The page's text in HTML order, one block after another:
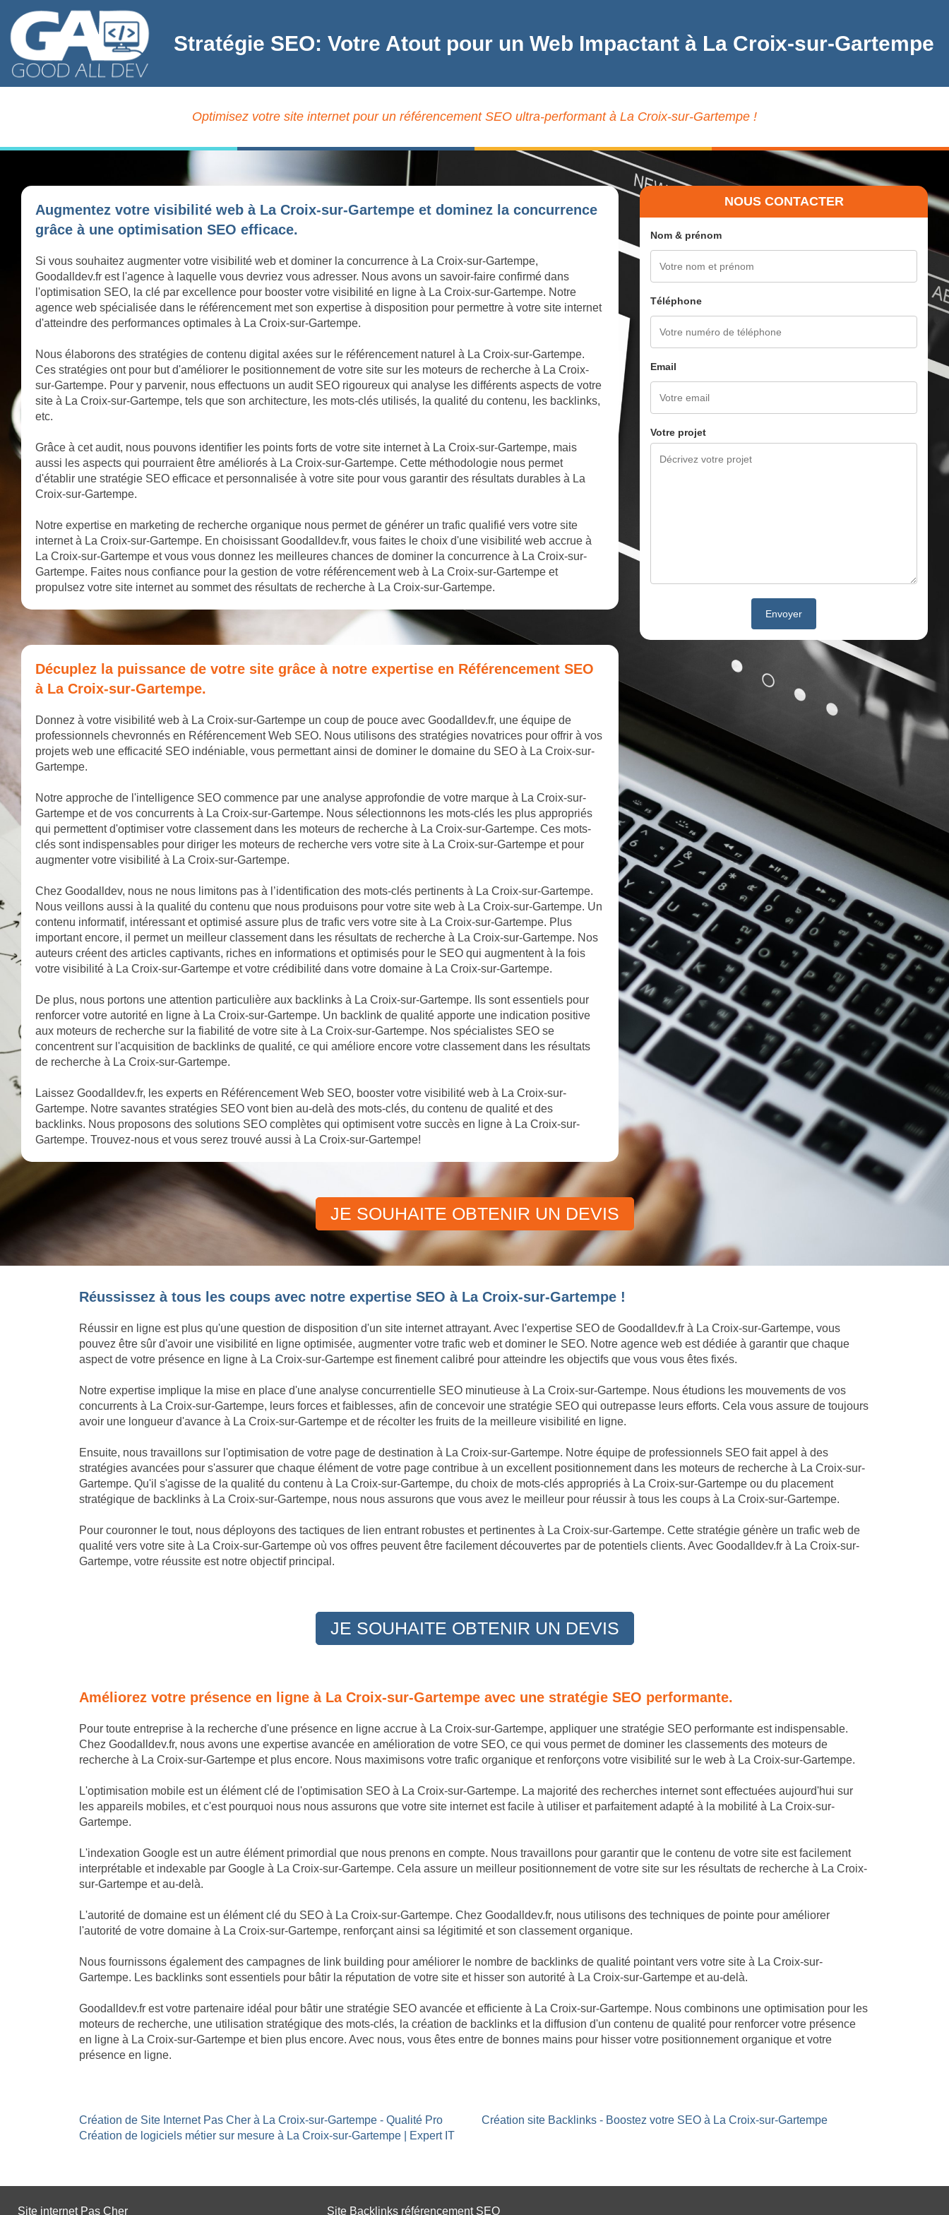
Stratégie SEO: Votre Atout pour un Web Impactant à La Croix-sur-Gartempe
Optimisez votre site internet pour un référencement SEO ultra-performant à La Croix-sur-Gartempe !
Augmentez votre visibilité web à La Croix-sur-Gartempe et dominez la concurrence
grâce à une optimisation SEO efficace.
Si vous souhaitez augmenter votre visibilité web et dominer la concurrence à La Croix-sur-Gartempe,
Goodalldev.fr est l'agence à laquelle vous devriez vous adresser. Nous avons un savoir-faire confirmé dans
l'optimisation SEO, la clé par excellence pour booster votre visibilité en ligne à La Croix-sur-Gartempe. Notre
agence web spécialisée dans le référencement met son expertise à disposition pour permettre à votre site internet
d'atteindre des performances optimales à La Croix-sur-Gartempe.
Nous élaborons des stratégies de contenu digital axées sur le référencement naturel à La Croix-sur-Gartempe.
Ces stratégies ont pour but d'améliorer le positionnement de votre site sur les moteurs de recherche à La Croix-
sur-Gartempe. Pour y parvenir, nous effectuons un audit SEO rigoureux qui analyse les différents aspects de votre
site à La Croix-sur-Gartempe, tels que son architecture, les mots-clés utilisés, la qualité du contenu, les backlinks,
etc.
Grâce à cet audit, nous pouvons identifier les points forts de votre site internet à La Croix-sur-Gartempe, mais
aussi les aspects qui pourraient être améliorés à La Croix-sur-Gartempe. Cette méthodologie nous permet
d'établir une stratégie SEO efficace et personnalisée à votre site pour vous garantir des résultats durables à La
Croix-sur-Gartempe.
Notre expertise en marketing de recherche organique nous permet de générer un trafic qualifié vers votre site
internet à La Croix-sur-Gartempe. En choisissant Goodalldev.fr, vous faites le choix d'une visibilité web accrue à
La Croix-sur-Gartempe et vous vous donnez les meilleures chances de dominer la concurrence à La Croix-sur-
Gartempe. Faites nous confiance pour la gestion de votre référencement web à La Croix-sur-Gartempe et
propulsez votre site internet au sommet des résultats de recherche à La Croix-sur-Gartempe.
Décuplez la puissance de votre site grâce à notre expertise en Référencement SEO
à La Croix-sur-Gartempe.
Donnez à votre visibilité web à La Croix-sur-Gartempe un coup de pouce avec Goodalldev.fr, une équipe de
professionnels chevronnés en Référencement Web SEO. Nous utilisons des stratégies novatrices pour offrir à vos
projets web une efficacité SEO indéniable, vous permettant ainsi de dominer le domaine du SEO à La Croix-sur-
Gartempe.
Notre approche de l'intelligence SEO commence par une analyse approfondie de votre marque à La Croix-sur-
Gartempe et de vos concurrents à La Croix-sur-Gartempe. Nous sélectionnons les mots-clés les plus appropriés
qui permettent d'optimiser votre classement dans les moteurs de recherche à La Croix-sur-Gartempe. Ces mots-
clés sont indispensables pour diriger les moteurs de recherche vers votre site à La Croix-sur-Gartempe et pour
augmenter votre visibilité à La Croix-sur-Gartempe.
Chez Goodalldev, nous ne nous limitons pas à l’identification des mots-clés pertinents à La Croix-sur-Gartempe.
Nous veillons aussi à la qualité du contenu que nous produisons pour votre site web à La Croix-sur-Gartempe. Un
contenu informatif, intéressant et optimisé assure plus de trafic vers votre site à La Croix-sur-Gartempe. Plus
important encore, il permet un meilleur classement dans les résultats de recherche à La Croix-sur-Gartempe. Nos
auteurs créent des articles captivants, riches en informations et optimisés pour le SEO qui augmentent à la fois
votre visibilité à La Croix-sur-Gartempe et votre crédibilité dans votre domaine à La Croix-sur-Gartempe.
De plus, nous portons une attention particulière aux backlinks à La Croix-sur-Gartempe. Ils sont essentiels pour
renforcer votre autorité en ligne à La Croix-sur-Gartempe. Un backlink de qualité apporte une indication positive
aux moteurs de recherche sur la fiabilité de votre site à La Croix-sur-Gartempe. Nos spécialistes SEO se
concentrent sur l'acquisition de backlinks de qualité, ce qui améliore encore votre classement dans les résultats
de recherche à La Croix-sur-Gartempe.
Laissez Goodalldev.fr, les experts en Référencement Web SEO, booster votre visibilité web à La Croix-sur-
Gartempe. Notre savantes stratégies SEO vont bien au-delà des mots-clés, du contenu de qualité et des
backlinks. Nous proposons des solutions SEO complètes qui optimisent votre succès en ligne à La Croix-sur-
Gartempe. Trouvez-nous et vous serez trouvé aussi à La Croix-sur-Gartempe!
NOUS CONTACTER
Nom & prénom
Téléphone
Email
Votre projet
JE SOUHAITE OBTENIR UN DEVIS
Réussissez à tous les coups avec notre expertise SEO à La Croix-sur-Gartempe !
Réussir en ligne est plus qu'une question de disposition d'un site internet attrayant. Avec l'expertise SEO de Goodalldev.fr à La Croix-sur-Gartempe, vous
pouvez être sûr d'avoir une visibilité en ligne optimisée, augmenter votre trafic web et dominer le SEO. Notre agence web est dédiée à garantir que chaque
aspect de votre présence en ligne à La Croix-sur-Gartempe est finement calibré pour atteindre les objectifs que vous vous êtes fixés.
Notre expertise implique la mise en place d'une analyse concurrentielle SEO minutieuse à La Croix-sur-Gartempe. Nous étudions les mouvements de vos
concurrents à La Croix-sur-Gartempe, leurs forces et faiblesses, afin de concevoir une stratégie SEO qui outrepasse leurs efforts. Cela vous assure de toujours
avoir une longueur d'avance à La Croix-sur-Gartempe et de récolter les fruits de la meilleure visibilité en ligne.
Ensuite, nous travaillons sur l'optimisation de votre page de destination à La Croix-sur-Gartempe. Notre équipe de professionnels SEO fait appel à des
stratégies avancées pour s'assurer que chaque élément de votre page contribue à un excellent positionnement dans les moteurs de recherche à La Croix-sur-
Gartempe. Qu'il s'agisse de la qualité du contenu à La Croix-sur-Gartempe, du choix de mots-clés appropriés à La Croix-sur-Gartempe ou du placement
stratégique de backlinks à La Croix-sur-Gartempe, nous nous assurons que vous avez le meilleur pour réussir à tous les coups à La Croix-sur-Gartempe.
Pour couronner le tout, nous déployons des tactiques de lien entrant robustes et pertinentes à La Croix-sur-Gartempe. Cette stratégie génère un trafic web de
qualité vers votre site à La Croix-sur-Gartempe où vos offres peuvent être facilement découvertes par de potentiels clients. Avec Goodalldev.fr à La Croix-sur-
Gartempe, votre réussite est notre objectif principal.
JE SOUHAITE OBTENIR UN DEVIS
Améliorez votre présence en ligne à La Croix-sur-Gartempe avec une stratégie SEO performante.
Pour toute entreprise à la recherche d'une présence en ligne accrue à La Croix-sur-Gartempe, appliquer une stratégie SEO performante est indispensable.
Chez Goodalldev.fr, nous avons une expertise avancée en amélioration de votre SEO, ce qui vous permet de dominer les classements des moteurs de
recherche à La Croix-sur-Gartempe et plus encore. Nous maximisons votre trafic organique et renforçons votre visibilité sur le web à La Croix-sur-Gartempe.
L'optimisation mobile est un élément clé de l'optimisation SEO à La Croix-sur-Gartempe. La majorité des recherches internet sont effectuées aujourd'hui sur
les appareils mobiles, et c'est pourquoi nous nous assurons que votre site internet est facile à utiliser et parfaitement adapté à la mobilité à La Croix-sur-
Gartempe.
L'indexation Google est un autre élément primordial que nous prenons en compte. Nous travaillons pour garantir que le contenu de votre site est facilement
interprétable et indexable par Google à La Croix-sur-Gartempe. Cela assure un meilleur positionnement de votre site sur les résultats de recherche à La Croix-
sur-Gartempe et au-delà.
L'autorité de domaine est un élément clé du SEO à La Croix-sur-Gartempe. Chez Goodalldev.fr, nous utilisons des techniques de pointe pour améliorer
l'autorité de votre domaine à La Croix-sur-Gartempe, renforçant ainsi sa légitimité et son classement organique.
Nous fournissons également des campagnes de link building pour améliorer le nombre de backlinks de qualité pointant vers votre site à La Croix-sur-
Gartempe. Les backlinks sont essentiels pour bâtir la réputation de votre site et hisser son autorité à La Croix-sur-Gartempe et au-delà.
Goodalldev.fr est votre partenaire idéal pour bâtir une stratégie SEO avancée et efficiente à La Croix-sur-Gartempe. Nous combinons une optimisation pour les
moteurs de recherche, une utilisation stratégique des mots-clés, la création de backlinks et la diffusion d'un contenu de qualité pour renforcer votre présence
en ligne à La Croix-sur-Gartempe et bien plus encore. Avec nous, vous êtes entre de bonnes mains pour hisser votre positionnement organique et votre
présence en ligne.
Création de Site Internet Pas Cher à La Croix-sur-Gartempe - Qualité Pro
Création de logiciels métier sur mesure à La Croix-sur-Gartempe | Expert IT
Création site Backlinks - Boostez votre SEO à La Croix-sur-Gartempe
Site internet Pas Cher Site Backlinks référencement SEO